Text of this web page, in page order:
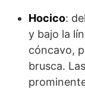
Hocico:
y bajo la
cóncavo,
brusca.